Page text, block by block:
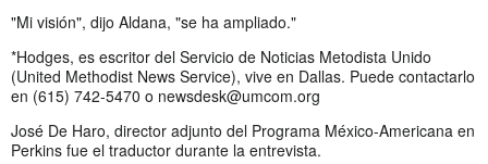
"Mi visión", dijo Aldana, "se ha ampliado."
*Hodges, es escritor del Servicio de Noticias Metodista Unido
(United Methodist News Service), vive en Dallas. Puede contactarlo
en (615) 742-5470 o newsdesk@umcom.org
José De Haro, director adjunto del Programa México-Americana en
Perkins fue el traductor durante la entrevista.